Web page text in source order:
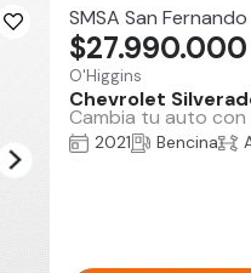
SMSA San Fernando
O'Higgins
Chevrolet
Cambia tu auto con
$27.990.000
2021 Bencina